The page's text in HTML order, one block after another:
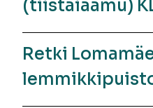
(tiistaiaamu)
Retki